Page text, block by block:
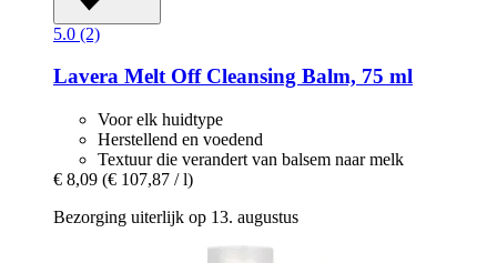
5.0 (2)
Lavera Melt Off Cleansing Balm, 75 ml
Voor elk huidtype
Herstellend en voedend
Textuur die verandert van balsem naar melk
€ 8,09 (€ 107,87 / l)
Bezorging uiterlijk op 13. augustus